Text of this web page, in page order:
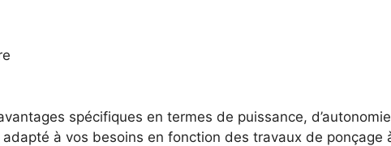
spécifiques en termes de puissance,
à vos besoins en fonction des travaux de ponçage